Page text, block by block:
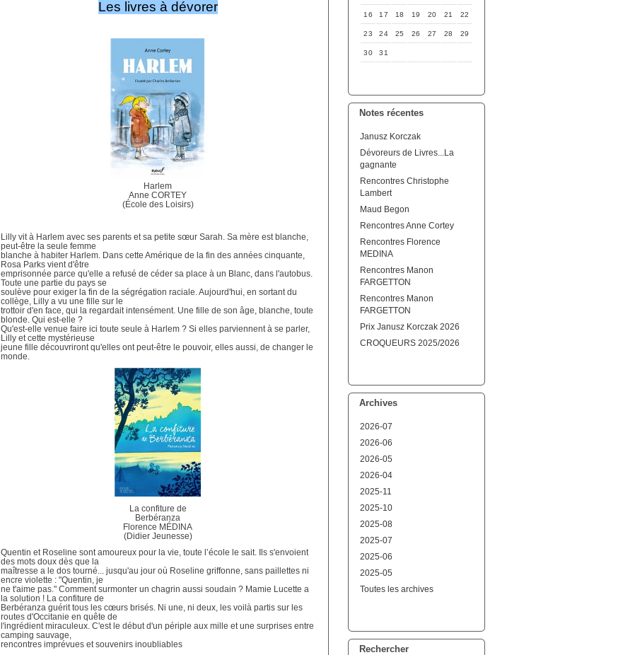
16 17 18 19 20 21 22
23 24 25 26 27 28 29
30 31
Notes récentes
Janusz Korczak
Dévoreurs de Livres...La
gagnante
Rencontres Christophe
Lambert
Maud Begon
Rencontres Anne Cortey
Rencontres Florence
MEDINA
Rencontres Manon
FARGETTON
Rencontres Manon
FARGETTON
Prix Janusz Korczak 2026
CROQUEURS 2025/2026
Archives
2026-07
2026-06
2026-05
2026-04
2025-11
2025-10
2025-08
2025-07
2025-06
2025-05
Toutes les archives
Rechercher
Les livres à dévorer
Harlem
Anne CORTEY
(École des Loisirs)
Lilly vit à Harlem avec ses parents et sa petite sœur Sarah. Sa mère est blanche,
peut-être la seule femme
blanche à habiter Harlem. Dans cette Amérique de la fin des années cinquante,
Rosa Parks vient d'être
emprisonnée parce qu'elle a refusé de céder sa place à un Blanc, dans l'autobus.
Toute une partie du pays se
soulève pour exiger la fin de la ségrégation raciale. Aujourd'hui, en sortant du
collège, Lilly a vu une fille sur le
trottoir d'en face, qui la regardait intensément. Une fille de son âge, blanche, toute
blonde. Qui est-elle ?
Qu'est-elle venue faire ici toute seule à Harlem ? Si elles parviennent à se parler,
Lilly et cette mystérieuse
jeune fille découvriront qu'elles ont peut-être le pouvoir, elles aussi, de changer le
monde.
La confiture de
Berbéranza
Florence MÉDINA
(Didier Jeunesse)
Quentin et Roseline sont amoureux pour la vie, toute l’école le sait. Ils s'envoient
des mots doux dès que la
maîtresse a le dos tourné... jusqu'au jour où Roseline griffonne, sans paillettes ni
encre violette : "Quentin, je
ne t'aime pas." Comment surmonter un chagrin aussi soudain ? Mamie Lucette a
la solution ! La confiture de
Berbéranza guérit tous les cœurs brisés. Ni une, ni deux, les voilà partis sur les
routes d'Occitanie en quête de
l'ingrédient miraculeux. C'est le début d'un périple aux mille et une surprises entre
camping sauvage,
rencontres imprévues et souvenirs inoubliables